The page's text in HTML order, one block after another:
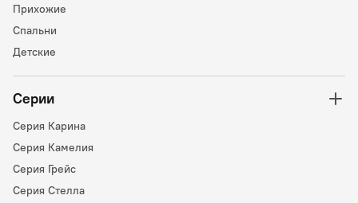
Прихожие
Спальни
Детские
Серии
Серия Карина
Серия Камелия
Серия Грейс
Серия Стелла